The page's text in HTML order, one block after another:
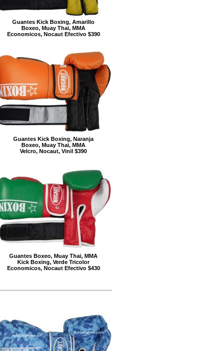
Guantes Kick Boxing, Amarillo
Boxeo, Muay Thai, MMA
Economicos, Nocaut Efectivo $390
Guantes Kick Boxing, Naranja
Boxeo, Muay Thai, MMA
Velcro, Nocaut, Vinil $390
Guantes Boxeo, Muay Thai, MMA
Kick Boxing, Verde Tricolor
Economicos, Nocaut Efectivo $430